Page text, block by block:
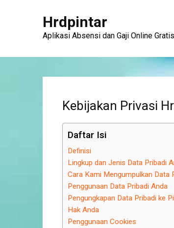
Hrdpintar
Aplikasi Absensi dan Gaji Online Gratis
Kebijakan Privasi
Daftar Isi
Definisi
Lingkup dan Jenis Data Pribadi
Cara Kami Mengumpulkan Data
Penggunaan Data Pribadi Anda
Pengungkapan Data Pribadi ke
Hak Anda
Penggunaan Cookies